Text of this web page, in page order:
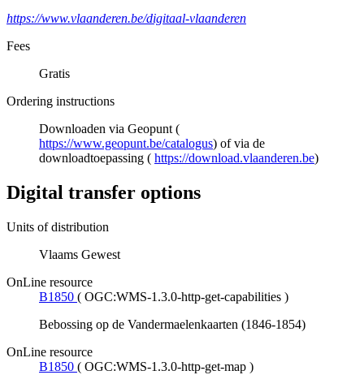
https://www.vlaanderen.be/digitaal-vlaanderen
Fees
Gratis
Ordering instructions
Downloaden via Geopunt (
https://www.geopunt.be/catalogus) of via de
downloadtoepassing ( https://download.vlaanderen.be)
Digital transfer options
Units of distribution
Vlaams Gewest
OnLine resource
B1850 ( OGC:WMS-1.3.0-http-get-capabilities )
Bebossing op de Vandermaelenkaarten (1846-1854)
OnLine resource
B1850 ( OGC:WMS-1.3.0-http-get-map )